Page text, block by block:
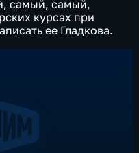
самый, самый,
курсах при
ее Гладкова.